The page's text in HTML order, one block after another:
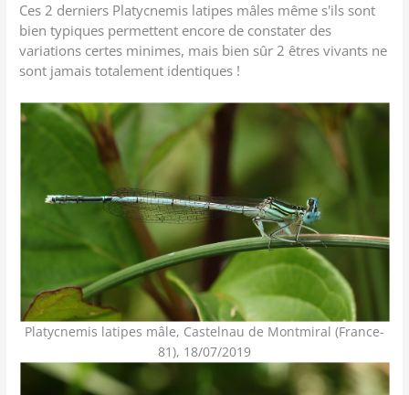
Ces 2 derniers Platycnemis latipes mâles même s'ils sont
bien typiques permettent encore de constater des
variations certes minimes, mais bien sûr 2 êtres vivants ne
sont jamais totalement identiques !
Platycnemis latipes mâle, Castelnau de Montmiral (France-
81), 18/07/2019